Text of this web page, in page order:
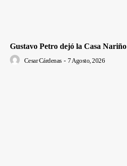
Gustavo Petro dejó la Casa Nariño
Cesar Cárdenas - 7 Agosto, 2026